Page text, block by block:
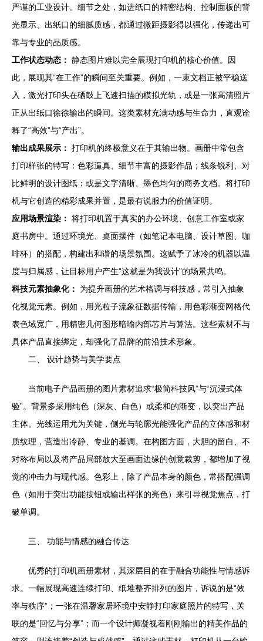
严谨的工业设计。细节之处，如进纸口的精密结构、控制面板的背
光显示、出纸口的细腻质感，都通过微距摄影得以强化，传递出可
靠与专业的品质感。
工作状态动态： 静态图片难以完全展现打印机的核心价值。因
此，展现其“在工作”的瞬间至关重要。例如，一束文档正被平稳送
入，激光打印头在硒鼓上飞速扫描的模拟光轨，或是一张高清照片
正从出纸口徐徐输出的瞬间。这类素材充满动感与生命力，直观诠
释了“高效”与“产出”。
输出成果展示： 打印机的终极意义在于其输出物。画册中常包含
打印样张的特写：色彩逼真、细节丰富的摄影作品；线条锐利、对
比鲜明的设计图纸；或是文字清晰、墨色均匀的商务文档。将打印
机与它创造的精彩成果并置，是最有说服力的价值证明。
应用场景渲染： 将打印机置于真实的办公环境、创意工作室或家
庭书房中。通过环境光、桌面摆件（如笔记本电脑、设计草图、咖
啡杯）的搭配，构建出和谐的场景氛围。这赋予了冰冷的机器以温
度与归属感，让目标用户产生“这就是为我设计”的场景共鸣。
科技元素抽象化：
为提升画册的艺术格调与科技感，常引入抽象
化视觉元素。例如，用光粒子流象征数据传输，用色彩渐变网格代
表色域宽广，用精密几何图形暗喻内部芯片与算法。这些素材不与
具体产品直接绑定，却强化了品牌的前沿技术形象。
二、 设计趋势与美学要点
当前电子产品画册的图片素材追求“极简科技风”与“沉浸式体
验”。背景多采用纯色（深灰、白色）或柔和的渐变，以突出产品
主体。光线运用尤为关键，侧光与轮廓光能强化产品的立体感和材
质纹理，营造出冷静、专业的基调。在构图方面，大胆的留白、不
对称布局以及将产品局部放大至画面边缘的创意裁剪，都增加了视
觉的冲击力与现代感。色彩上，除了产品本身的颜色，常搭配强调
色（如用于突出功能按钮或输出样张的亮色）来引导视觉焦点，打
破单调。
三、 功能与情感的融合传达
优秀的打印机画册素材，其深层目的在于融合功能性与情感诉
求。一幅展现高速连续打印、纸堆整齐排列的图片，诉说的是“效
率与秩序”；一张在温馨家居环境中安静打印家庭照片的特写，关
联的是“回忆与分享”；而一个设计师凝视着刚刚输出的精美作品的